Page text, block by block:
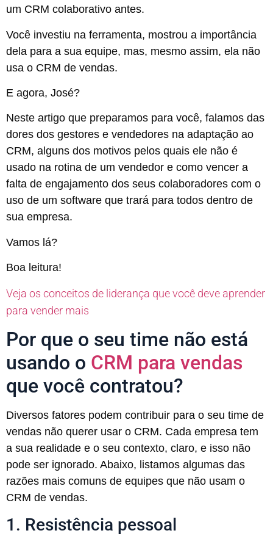
um CRM colaborativo antes.
Você investiu na ferramenta, mostrou a importância
dela para a sua equipe, mas, mesmo assim, ela não
usa o CRM de vendas.
E agora, José?
Neste artigo que preparamos para você, falamos das
dores dos gestores e vendedores na adaptação ao
CRM, alguns dos motivos pelos quais ele não é
usado na rotina de um vendedor e como vencer a
falta de engajamento dos seus colaboradores com o
uso de um software que trará para todos dentro de
sua empresa.
Vamos lá?
Boa leitura!
Veja os conceitos de liderança que você deve aprender
para vender mais
Por que o seu time não está
usando o CRM para vendas
que você contratou?
Diversos fatores podem contribuir para o seu time de
vendas não querer usar o CRM. Cada empresa tem
a sua realidade e o seu contexto, claro, e isso não
pode ser ignorado. Abaixo, listamos algumas das
razões mais comuns de equipes que não usam o
CRM de vendas.
1. Resistência pessoal